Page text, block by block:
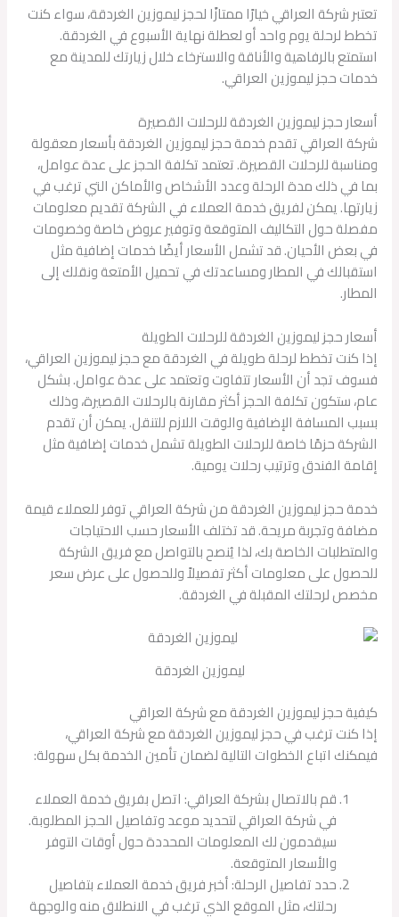
تعتبر شركة العراقي خيارًا ممتازًا لحجز ليموزين الغردقة، سواء كنت
تخطط لرحلة يوم واحد أو لعطلة نهاية الأسبوع في الغردقة.
استمتع بالرفاهية والأناقة والاسترخاء خلال زيارتك للمدينة مع
خدمات حجز ليموزين العراقي.
أسعار حجز ليموزين الغردقة للرحلات القصيرة
شركة العراقي تقدم خدمة حجز ليموزين الغردقة بأسعار معقولة
ومناسبة للرحلات القصيرة. تعتمد تكلفة الحجز على عدة عوامل،
بما في ذلك مدة الرحلة وعدد الأشخاص والأماكن التي ترغب في
زيارتها. يمكن لفريق خدمة العملاء في الشركة تقديم معلومات
مفصلة حول التكاليف المتوقعة وتوفير عروض خاصة وخصومات
في بعض الأحيان. قد تشمل الأسعار أيضًا خدمات إضافية مثل
استقبالك في المطار ومساعدتك في تحميل الأمتعة ونقلك إلى
المطار.
أسعار حجز ليموزين الغردقة للرحلات الطويلة
إذا كنت تخطط لرحلة طويلة في الغردقة مع حجز ليموزين العراقي،
فسوف تجد أن الأسعار تتفاوت وتعتمد على عدة عوامل. بشكل
عام، ستكون تكلفة الحجز أكثر مقارنة بالرحلات القصيرة، وذلك
بسبب المسافة الإضافية والوقت اللازم للتنقل. يمكن أن تقدم
الشركة حزمًا خاصة للرحلات الطويلة تشمل خدمات إضافية مثل
إقامة الفندق وترتيب رحلات يومية.
خدمة حجز ليموزين الغردقة من شركة العراقي توفر للعملاء قيمة
مضافة وتجربة مريحة. قد تختلف الأسعار حسب الاحتياجات
والمتطلبات الخاصة بك، لذا يُنصح بالتواصل مع فريق الشركة
للحصول على معلومات أكثر تفصيلاً وللحصول على عرض سعر
مخصص لرحلتك المقبلة في الغردقة.
ليموزين الغردقة
كيفية حجز ليموزين الغردقة مع شركة العراقي
إذا كنت ترغب في حجز ليموزين الغردقة مع شركة العراقي،
فيمكنك اتباع الخطوات التالية لضمان تأمين الخدمة بكل سهولة:
قم بالاتصال بشركة العراقي: اتصل بفريق خدمة العملاء
في شركة العراقي لتحديد موعد وتفاصيل الحجز المطلوبة.
سيقدمون لك المعلومات المحددة حول أوقات التوفر
والأسعار المتوقعة.
حدد تفاصيل الرحلة: أخبر فريق خدمة العملاء بتفاصيل
رحلتك، مثل الموقع الذي ترغب في الانطلاق منه والوجهة